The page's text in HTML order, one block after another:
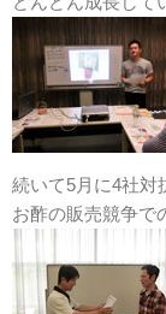
続いて5月に4社対
お酢の販売競争で